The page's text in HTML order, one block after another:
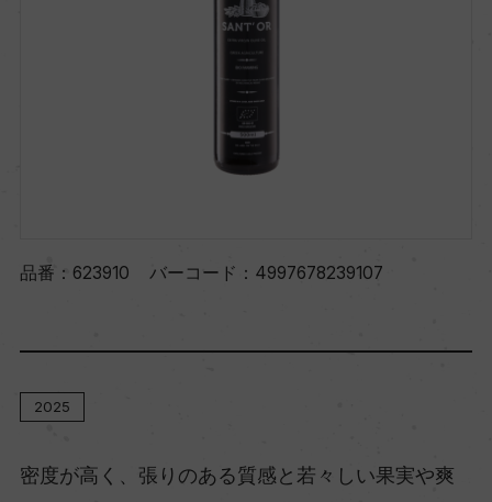
品番： 623910 バーコード： 4997678239107
2025
密度が高く、張りのある質感と若々しい果実や爽